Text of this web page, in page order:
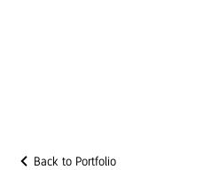
Back to Portfolio